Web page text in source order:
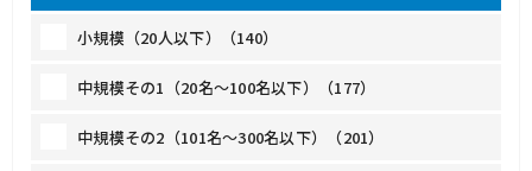
小規模（20人以下）（140）
中規模その1（20名～100名以下）（177）
中規模その2（101名～300名以下）（201）